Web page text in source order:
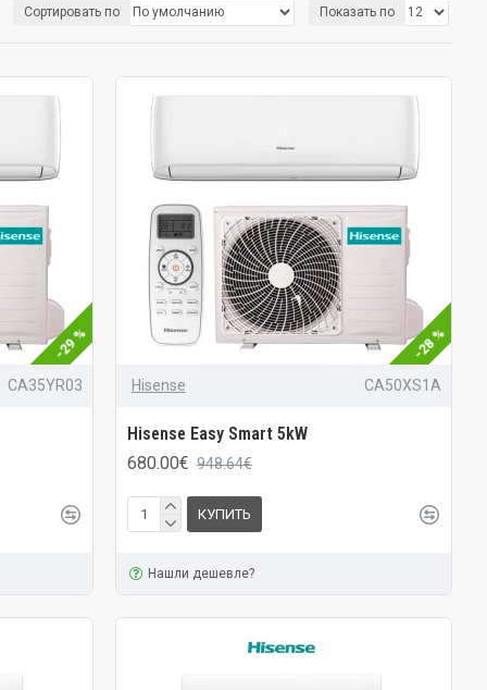
Сортировать по Показать по
-29 %
CA35YR03
-28 %
Hisense CA50XS1A
Hisense Easy Smart 5kW
680.00€ 948.64€
КУПИТЬ
Нашли дешевле?